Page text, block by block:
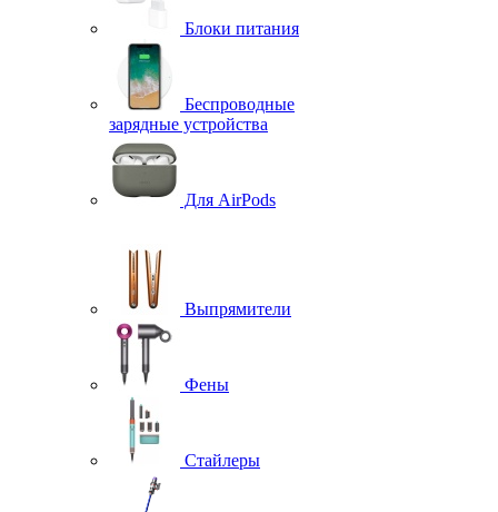
Блоки питания
Беспроводные
зарядные устройства
Для AirPods
Выпрямители
Фены
Стайлеры